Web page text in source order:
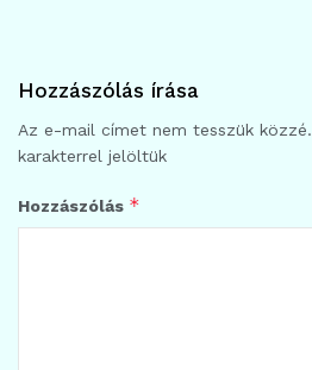
Hozzászólás írása
Az e-mail címet nem tesszük közzé.
karakterrel jelöltük
Hozzászólás *